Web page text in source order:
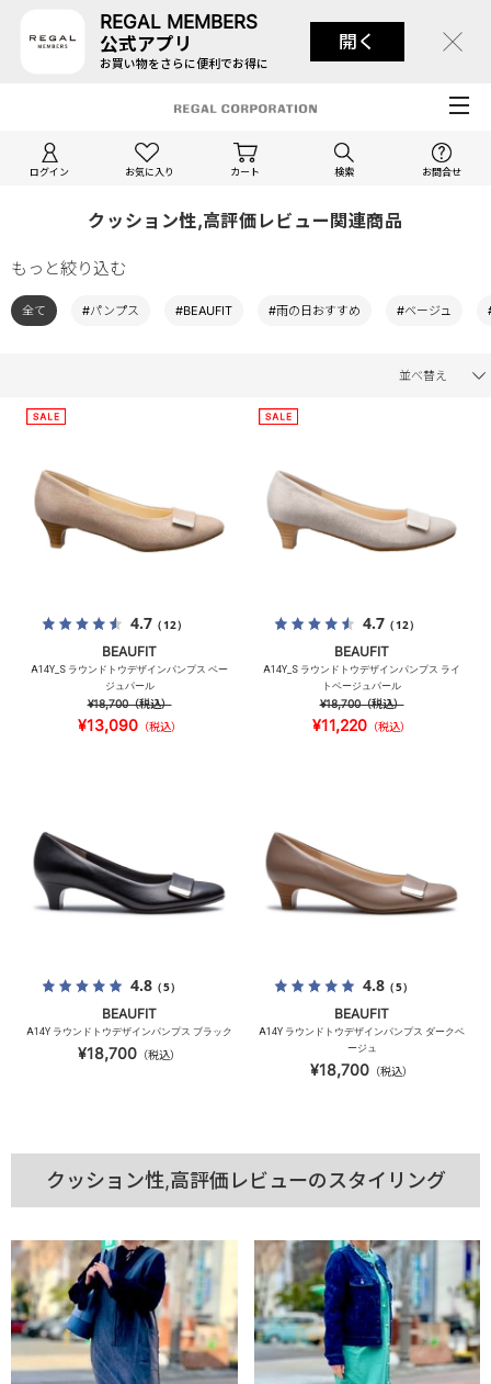
REGAL MEMBERS
公式アプリ
お買い物をさらに便利でお得に
開く
ログイン お気に入り カート 検索 お問合せ
クッション性,高評価レビュー関連商品
もっと絞り込む
全て #パンプス #BEAUFIT #雨の日おすすめ #ベージュ
並べ替え
4.7（12）
BEAUFIT
A14Y_S ラウンドトウデザインパンプス ベー
ジュパール
¥18,700（税込）
¥13,090（税込）
4.7（12）
BEAUFIT
A14Y_S ラウンドトウデザインパンプス ライ
トベージュパール
¥18,700（税込）
¥11,220 （税込）
4.8（5）
BEAUFIT
A14Y ラウンドトウデザインパンプス ブラック
¥18,700 （税込）
4.8（5）
BEAUFIT
A14Y ラウンドトウデザインパンプス ダークベ
ージュ
¥18,700 （税込）
クッション性,高評価レビューのスタイリング